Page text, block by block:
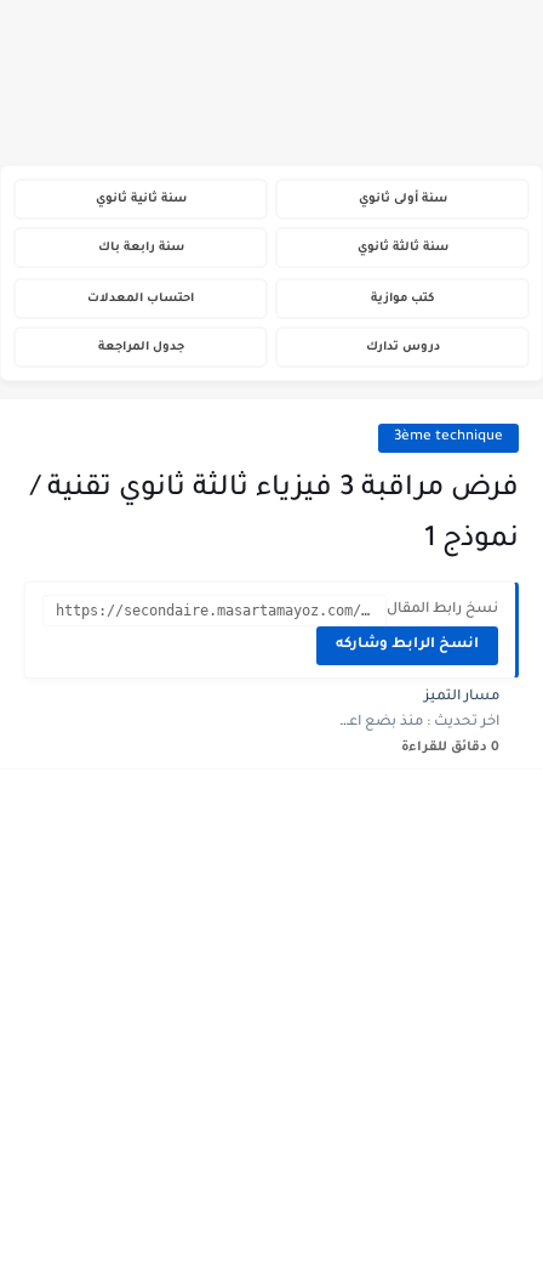
سنة أولى ثانوي سنة ثانية ثانوي
سنة ثالثة ثانوي سنة رابعة باك
كتب موازية احتساب المعدلات
دروس تدارك جدول المراجعة
3ème technique
فرض مراقبة 3 فيزياء ثالثة ثانوي تقنية /
نموذج 1
نسخ رابط المقال https://secondaire.masartamayoz.com/2024/04/devoir-controle-3-physique-3eme-annee-technique-1.html?m=1
انسخ الرابط وشاركه
مسار التميز
اخر تحديث :منذ بضع اعوام
0 دقائق للقراءة